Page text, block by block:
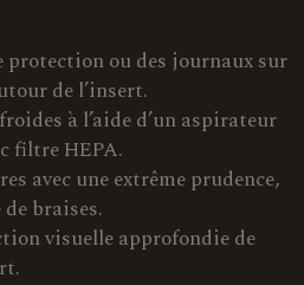
protection ou des journaux sur
de l’insert.
à l’aide d’un aspirateur
filtre HEPA.
avec une extrême prudence,
braises.
visuelle approfondie de